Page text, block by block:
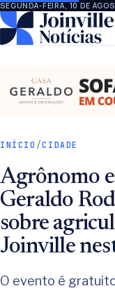
SEGUNDA-FEIRA, 10 DE
INÍCIO /CIDADE
Agrônomo
Geraldo
sobre
Joinville
O evento é